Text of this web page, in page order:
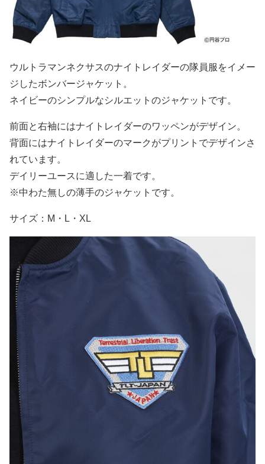
ウルトラマンネクサスのナイトレイダーの隊員服をイメー
ジしたボンバージャケット。
ネイビーのシンプルなシルエットのジャケットです。
前面と右袖にはナイトレイダーのワッペンがデザイン。
背面にはナイトレイダーのマークがプリントでデザインさ
れています。
デイリーユースに適した一着です。
※中わた無しの薄手のジャケットです。
サイズ：M・L・XL